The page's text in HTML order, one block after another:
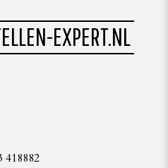
EXPERT.NL
418882